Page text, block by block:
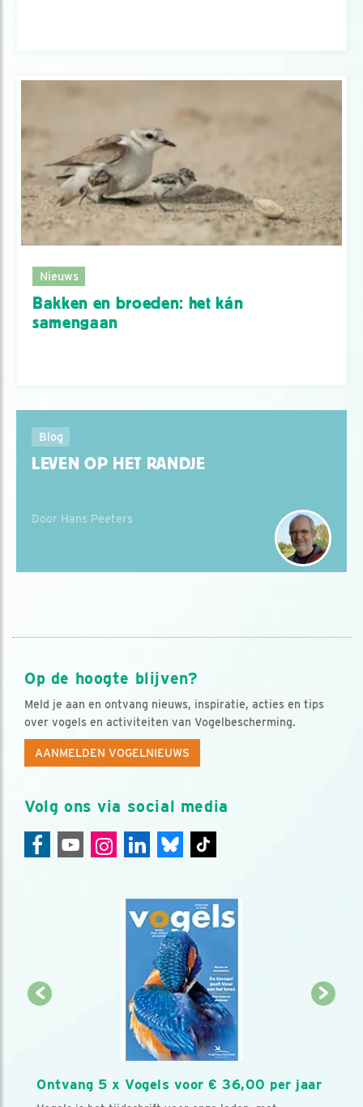
Nieuws
Bakken en broeden: het kán
samengaan
Blog
LEVEN OP HET RANDJE
Door Hans Peeters
Op de hoogte blijven?
Meld je aan en ontvang nieuws, inspiratie, acties en tips
over vogels en activiteiten van Vogelbescherming.
AANMELDEN VOGELNIEUWS
Volg ons via social media
Ontvang 5 x Vogels voor € 36,00 per jaar